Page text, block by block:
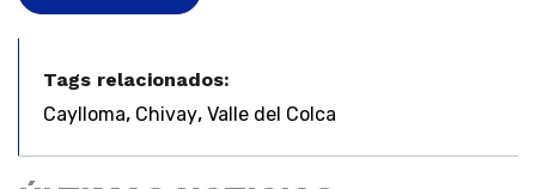
Tags relacionados:
Caylloma, Chivay, Valle del Colca